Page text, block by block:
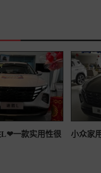
L❤一款实用性很
小众家